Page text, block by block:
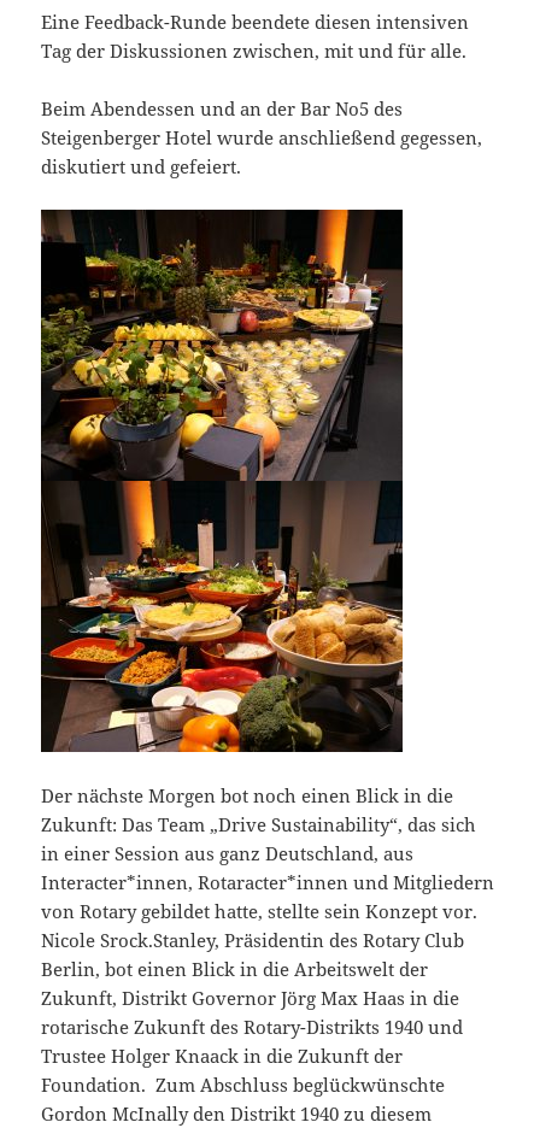
Eine Feedback-Runde beendete diesen intensiven
Tag der Diskussionen zwischen, mit und für alle.
Beim Abendessen und an der Bar No5 des
Steigenberger Hotel wurde anschließend gegessen,
diskutiert und gefeiert.
Der nächste Morgen bot noch einen Blick in die
Zukunft: Das Team „Drive Sustainability“, das sich
in einer Session aus ganz Deutschland, aus
Interacter*innen, Rotaracter*innen und Mitgliedern
von Rotary gebildet hatte, stellte sein Konzept vor.
Nicole Srock.Stanley, Präsidentin des Rotary Club
Berlin, bot einen Blick in die Arbeitswelt der
Zukunft, Distrikt Governor Jörg Max Haas in die
rotarische Zukunft des Rotary-Distrikts 1940 und
Trustee Holger Knaack in die Zukunft der
Foundation. Zum Abschluss beglückwünschte
Gordon McInally den Distrikt 1940 zu diesem